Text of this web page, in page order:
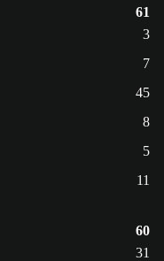
61
3
7
45
8
5
11
60
31